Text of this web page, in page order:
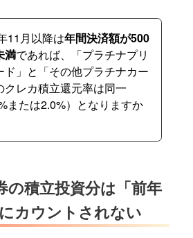
11月以降は年間決済額が500
満であれば、「プラチナプリ
ド」と「その他プラチナカー
クレカ積立還元率は同一
または2.0%）となりますか
の積立投資分は「前年
カウントされない